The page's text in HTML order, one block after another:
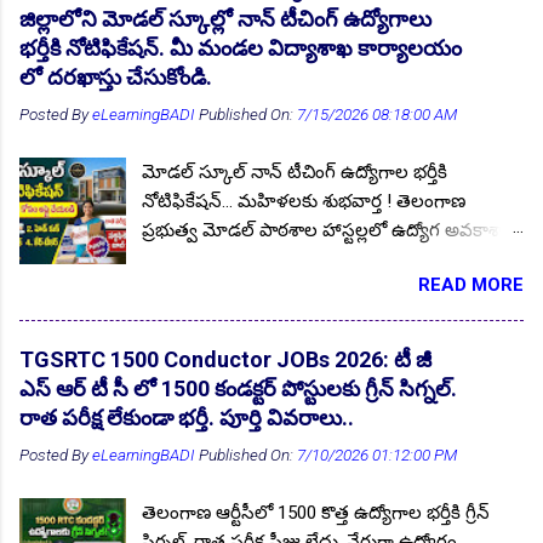
👆 Download here
ఇండియా CRP ...
అందించబడుతున్న సమాచారం ఖచ్చితమైనదని (
Genuine ). మీరు తెలుసుకోవడానికి ప్రతి ఆర్టికల్
నందు, దానికి సంబంధించిన ముఖ్య లింకులు క్రింద
ఇవ్వడం జరుగుతుంది. వాటిపై క్లిక్ చేసి సమాచారాన్ని
ప్రతి పేజీను కొద్దిగా పైకి స్క్రోల్ అప్ చేయండి. దిగువన
పూర్తి సమాచారం మీ కళ్ళకు కట్టినట్టు ఉంటుంది.
నచ్చితే ఫాలో అవ్వండి ఉద్యోగాలను సాధించుకోండి.
ఈ వీడియో చూడండి. 📌 తెలంగాణ 33 జిల్లా...
జిల్లాలోని మోడల్ స్కూల్లో నాన్ టీచింగ్ ఉద్యోగాలు
భర్తీకి నోటిఫికేషన్. మీ మండల విద్యాశాఖ కార్యాలయం
లో దరఖాస్తు చేసుకోండి.
Posted ByeLearningBADI Published On: 7/15/2026 08:18:00 AM
మోడల్ స్కూల్ నాన్ టీచింగ్ ఉద్యోగాల భర్తీకి
నోటిఫికేషన్... మహిళలకు శుభవార్త ! తెలంగాణ
ప్రభుత్వ మోడల్ పాఠశాల హాస్టల్లలో ఉద్యోగ అవకాశాల
మహబూబాబాద్ జిల్లాలోని వివిధ మోడల్ పాఠశాల
హాస్టల్లలో నాన్ టీచింగ్ ఉద్యోగాల భర్తీకి స్థానిక జిల్లా
నిరుద్యోగ యువత నుండి దరఖాస్తులు ఆహ్వానిస్తూ
జిల్లా విద్యాశాఖ అధికారి సత్యనారాయణ గారు ప్రకటన
విడుదల చేశారు. ఆసక్తి కలిగిన అభ్యర్థులు బయోడేటా
ఫామ్ తో సంబంధిత అర్హత ధ్రువపత్రాల కాపీలను జత
చేసి 15.07.2026 సాయంత్రం 04:00 గంటల లోపు
వివరాలు మీకోసం ఇక్కడ. Follow US for More
READ MORE
TGSRTC 1500 Conductor JOBs 2026: టీ జీ
ఎస్ ఆర్ టీ సీ లో 1500 కండక్టర్ పోస్టులకు గ్రీన్ సిగ్నల్.
రాత పరీక్ష లేకుండా భర్తీ. పూర్తి వివరాలు..
Posted ByeLearningBADI Published On: 7/10/2026 01:12:00 PM
తెలంగాణ ఆర్టీసీలో 1500 కొత్త ఉద్యోగాల భర్తీకి గ్రీన్